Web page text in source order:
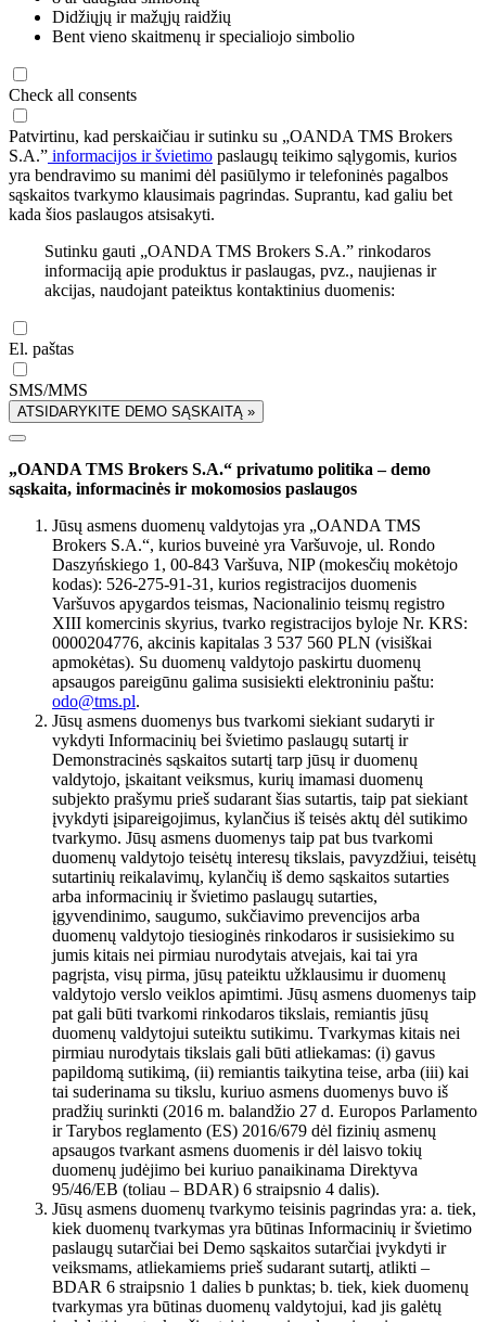
Didžiųjų ir mažųjų raidžių
Bent vieno skaitmenų ir specialiojo simbolio
Check all consents
Patvirtinu, kad perskaičiau ir sutinku su „OANDA TMS Brokers
S.A.” informacijos ir švietimo paslaugų teikimo sąlygomis, kurios
yra bendravimo su manimi dėl pasiūlymo ir telefoninės pagalbos
sąskaitos tvarkymo klausimais pagrindas. Suprantu, kad galiu bet
kada šios paslaugos atsisakyti.
Sutinku gauti „OANDA TMS Brokers S.A.” rinkodaros
informaciją apie produktus ir paslaugas, pvz., naujienas ir
akcijas, naudojant pateiktus kontaktinius duomenis:
El. paštas
SMS/MMS
ATSIDARYKITE DEMO SĄSKAITĄ »
„OANDA TMS Brokers S.A.“ privatumo politika – demo
sąskaita, informacinės ir mokomosios paslaugos
Jūsų asmens duomenų valdytojas yra „OANDA TMS
Brokers S.A.“, kurios buveinė yra Varšuvoje, ul. Rondo
Daszyńskiego 1, 00-843 Varšuva, NIP (mokesčių mokėtojo
kodas): 526-275-91-31, kurios registracijos duomenis
Varšuvos apygardos teismas, Nacionalinio teismų registro
XIII komercinis skyrius, tvarko registracijos byloje Nr. KRS:
0000204776, akcinis kapitalas 3 537 560 PLN (visiškai
apmokėtas). Su duomenų valdytojo paskirtu duomenų
apsaugos pareigūnu galima susisiekti elektroniniu paštu:
odo@tms.pl.
Jūsų asmens duomenys bus tvarkomi siekiant sudaryti ir
vykdyti Informacinių bei švietimo paslaugų sutartį ir
Demonstracinės sąskaitos sutartį tarp jūsų ir duomenų
valdytojo, įskaitant veiksmus, kurių imamasi duomenų
subjekto prašymu prieš sudarant šias sutartis, taip pat siekiant
įvykdyti įsipareigojimus, kylančius iš teisės aktų dėl sutikimo
tvarkymo. Jūsų asmens duomenys taip pat bus tvarkomi
duomenų valdytojo teisėtų interesų tikslais, pavyzdžiui, teisėtų
sutartinių reikalavimų, kylančių iš demo sąskaitos sutarties
arba informacinių ir švietimo paslaugų sutarties,
įgyvendinimo, saugumo, sukčiavimo prevencijos arba
duomenų valdytojo tiesioginės rinkodaros ir susisiekimo su
jumis kitais nei pirmiau nurodytais atvejais, kai tai yra
pagrįsta, visų pirma, jūsų pateiktu užklausimu ir duomenų
valdytojo verslo veiklos apimtimi. Jūsų asmens duomenys taip
pat gali būti tvarkomi rinkodaros tikslais, remiantis jūsų
duomenų valdytojui suteiktu sutikimu. Tvarkymas kitais nei
pirmiau nurodytais tikslais gali būti atliekamas: (i) gavus
papildomą sutikimą, (ii) remiantis taikytina teise, arba (iii) kai
tai suderinama su tikslu, kuriuo asmens duomenys buvo iš
pradžių surinkti (2016 m. balandžio 27 d. Europos Parlamento
ir Tarybos reglamento (ES) 2016/679 dėl fizinių asmenų
apsaugos tvarkant asmens duomenis ir dėl laisvo tokių
duomenų judėjimo bei kuriuo panaikinama Direktyva
95/46/EB (toliau – BDAR) 6 straipsnio 4 dalis).
Jūsų asmens duomenų tvarkymo teisinis pagrindas yra: a. tiek,
kiek duomenų tvarkymas yra būtinas Informacinių ir švietimo
paslaugų sutarčiai bei Demo sąskaitos sutarčiai įvykdyti ir
veiksmams, atliekamiems prieš sudarant sutartį, atlikti –
BDAR 6 straipsnio 1 dalies b punktas; b. tiek, kiek duomenų
tvarkymas yra būtinas duomenų valdytojui, kad jis galėtų